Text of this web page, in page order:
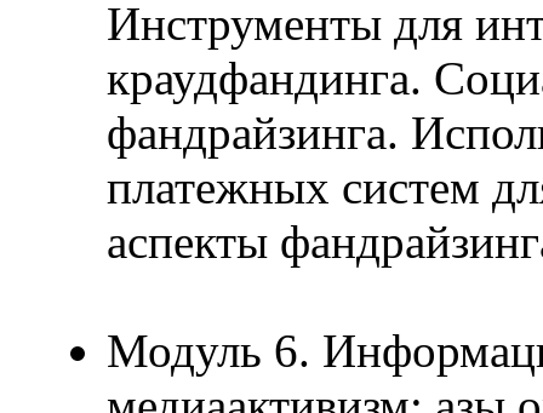
Инструменты для
краудфандинга.
фандрайзинга.
платежных систем
аспекты
Модуль 6.